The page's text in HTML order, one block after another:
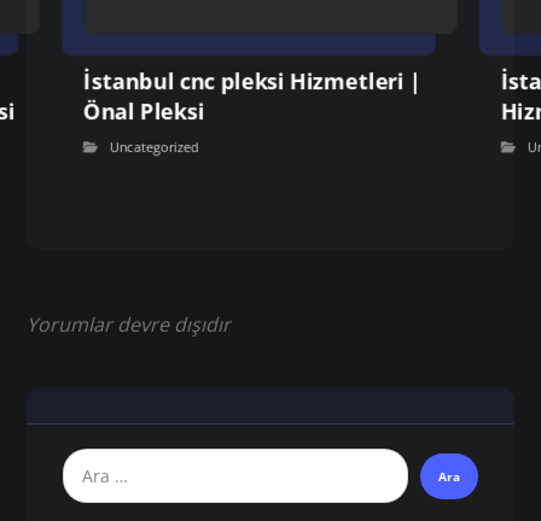
İstanbul cnc pleksi Hizmetleri |
Önal Pleksi
Uncategorized
Yorumlar devre dışıdır